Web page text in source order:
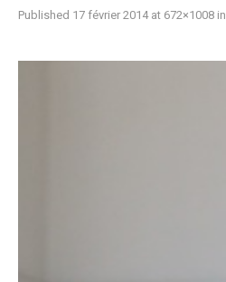
Published 17 février 2014at 672×1008 in